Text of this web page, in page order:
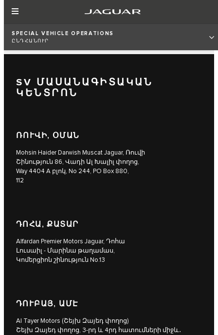
SPECIAL VEHICLE OPERATIONS
ԸՆԴՀԱՆՈՒՐ
SV ՄԱՍԱՆԱԳԻՏԱԿԱՆ
ԿԵՆՏՐՈՆ
ՌՈՒՎԻ, ՕՄԱՆ
Mohsin Haider Darwish Muscat Jaguar, Ռուվի
Շինություն 86, Վադի Ալ Խալիլ փողոց,
Way 4404 A բլոկ, No 244, PO Box 880,
112
ԴՈՀԱ, ՔԱՏԱՐ
Alfardan Premier Motors Jaguar, Դոհա
Լուսաիլ - Մարինա թաղամաս,
Կոմերցիոն շինություն No.13
ԴՈՒԲԱՅ, ԱՄԷ
Al Tayer Motors (Շեյխ Զայեդ փողոց)
Շեյխ Զայեդ փողոց, 3-րդ և 4րդ հատումների միջև․